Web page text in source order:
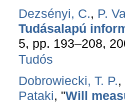
Dezsényi, C., P.
Tudásalapú
5, pp. 193–208,
Tudós
Dobrowiecki, T. P.,
Pataki, "Will